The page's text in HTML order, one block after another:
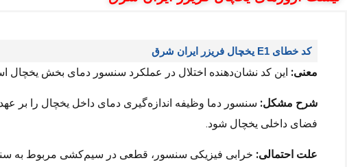
کد خطای E1 یخچال فریزر ایران شرق
معنی: این کد نشان‌دهنده اختلال در عملکرد سنسور دمای بخش یخچال
شرح مشکل: سنسور دما وظیفه اندازه‌گیری دمای داخل یخچال را بر
فضای داخلی یخچال شود.
علت احتمالی: خرابی فیزیکی سنسور، قطعی در سیم‌کشی مربوط به